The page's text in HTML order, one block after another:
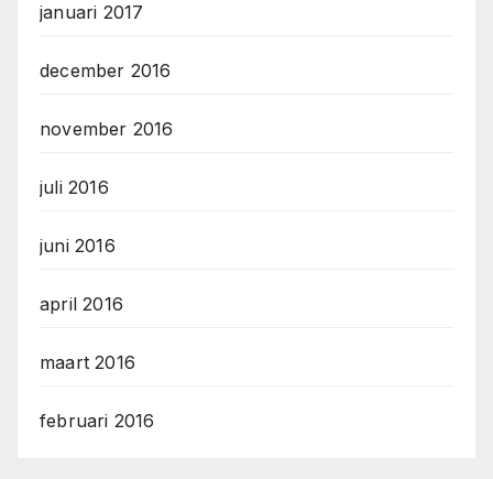
januari 2017
december 2016
november 2016
juli 2016
juni 2016
april 2016
maart 2016
februari 2016